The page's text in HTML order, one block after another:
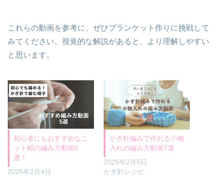
これらの動画を参考に、ぜひブランケット作りに挑戦して
みてください。視覚的な解説があると、より理解しやすい
と思います。
初心者にもおすすめなニ
ット帽の編み方動画5
選！
2025年2月4日
かぎ針編みで作れる小物
入れの編み方動画7選
2025年2月5日
かぎ針レシピ